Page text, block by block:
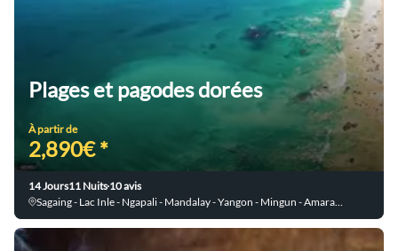
Plages et pagodes dorées
À partir de
2,890€ *
14 Jours11 Nuits 10 avis